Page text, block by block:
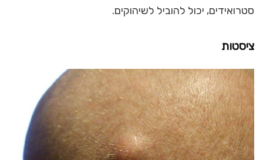
סטרואידים, יכול להוביל לשיהוקים.
ציסטות